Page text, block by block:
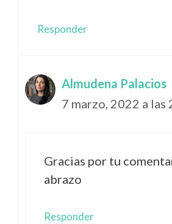
Responder
Almudena Palacios
7 marzo, 2022 a las
Gracias por tu
abrazo
Responder